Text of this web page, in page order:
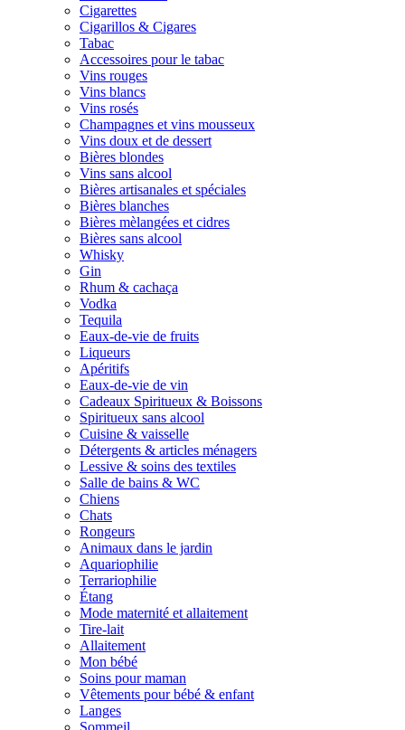
Cigarettes
Cigarillos & Cigares
Tabac
Accessoires pour le tabac
Vins rouges
Vins blancs
Vins rosés
Champagnes et vins mousseux
Vins doux et de dessert
Bières blondes
Vins sans alcool
Bières artisanales et spéciales
Bières blanches
Bières mèlangées et cidres
Bières sans alcool
Whisky
Gin
Rhum & cachaça
Vodka
Tequila
Eaux-de-vie de fruits
Liqueurs
Apéritifs
Eaux-de-vie de vin
Cadeaux Spiritueux & Boissons
Spiritueux sans alcool
Cuisine & vaisselle
Détergents & articles ménagers
Lessive & soins des textiles
Salle de bains & WC
Chiens
Chats
Rongeurs
Animaux dans le jardin
Aquariophilie
Terrariophilie
Étang
Mode maternité et allaitement
Tire-lait
Allaitement
Mon bébé
Soins pour maman
Vêtements pour bébé & enfant
Langes
Sommeil